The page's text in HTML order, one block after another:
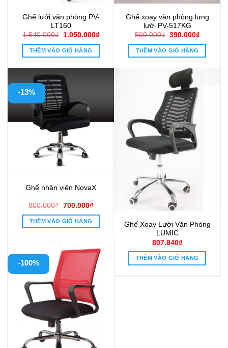
Ghế lưới văn phòng PV-
LT160
1.540.000₫
Giá
là:
1.540.000₫.
1.050.000₫Giá
THÊM VÀO GIỎ HÀNG
Ghế xoay văn phòng lưng
lưới PV-517KG
500.000₫ Giá
là:
500.000₫.
390.000₫Giá
THÊM VÀO GIỎ HÀNG
-13%
Ghế nhân viên NovaX
800.000₫ Giá
là:
800.000₫.
700.000₫Giá
THÊM VÀO GIỎ HÀNG
Ghế Xoay Lưới Văn Phòng
LUMIC
807.840₫
THÊM VÀO GIỎ HÀNG
-100%